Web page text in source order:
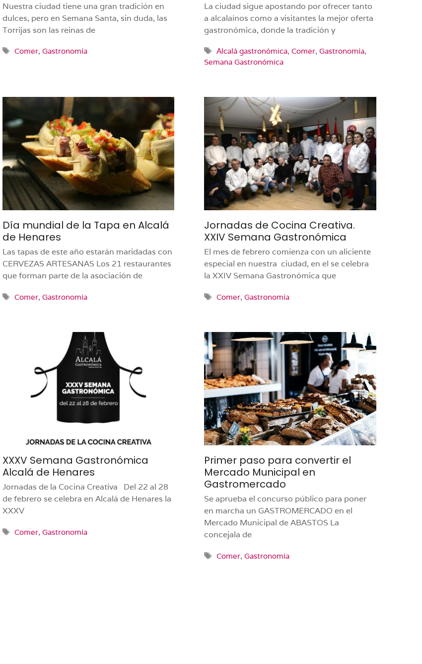
Nuestra ciudad tiene una gran tradición en
dulces, pero en Semana Santa, sin duda, las
Torrijas son las reinas de
Etiquetas
Comer,Gastronomía
La ciudad sigue apostando por ofrecer tanto
a alcalaínos como a visitantes la mejor oferta
gastronómica, donde la tradición y
Etiquetas
Alcalá gastronómica, Comer, Gastronomía,
Semana Gastronómica
Día mundial de la Tapa en Alcalá
de Henares
Las tapas de este año estarán maridadas con
CERVEZAS ARTESANAS Los 21 restaurantes
que forman parte de la asociación de
Etiquetas
Comer,Gastronomía
Jornadas de Cocina Creativa.
XXIV Semana Gastronómica
El mes de febrero comienza con un aliciente
especial en nuestra ciudad, en el se celebra
la XXIV Semana Gastronómica que
Etiquetas
Comer, Gastronomía
XXXV Semana Gastronómica
Alcalá de Henares
Jornadas de la Cocina Creativa Del 22 al 28
de febrero se celebra en Alcalá de Henares la
XXXV
Etiquetas
Comer,Gastronomía
Primer paso para convertir el
Mercado Municipal en
Gastromercado
Se aprueba el concurso público para poner
en marcha un GASTROMERCADO en el
Mercado Municipal de ABASTOS La
concejala de
Etiquetas
Comer, Gastronomía